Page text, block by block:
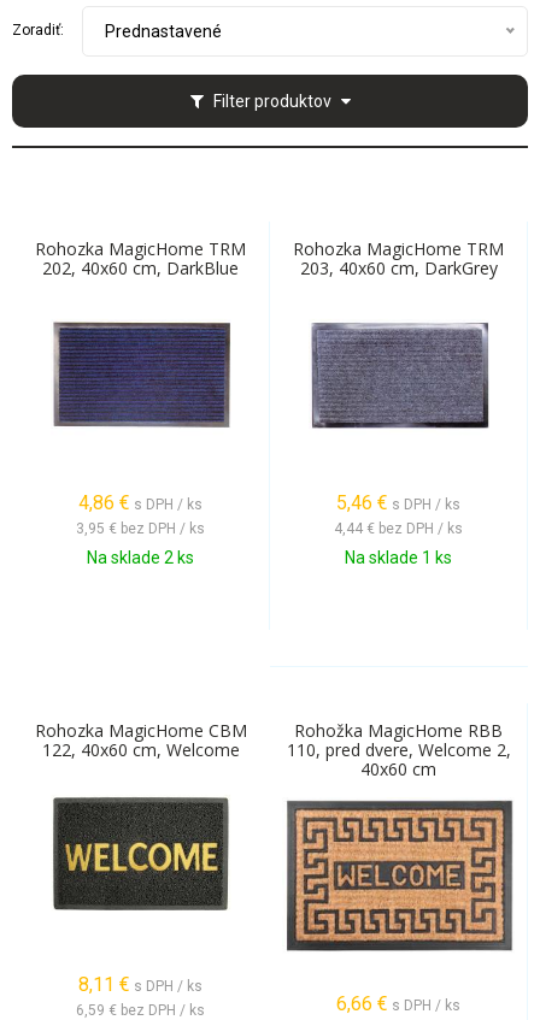
Filter produktov
Zoradiť: Prednastavené
Rohozka MagicHome TRM
202, 40x60 cm, DarkBlue
4,86 € s DPH / ks
3,95 € bez DPH / ks
Na sklade 2 ks
Rohozka MagicHome TRM
203, 40x60 cm, DarkGrey
5,46 € s DPH / ks
4,44 € bez DPH / ks
Na sklade 1 ks
Rohozka MagicHome CBM
122, 40x60 cm, Welcome
8,11 € s DPH / ks
6,59 € bez DPH / ks
Rohožka MagicHome RBB
110, pred dvere, Welcome 2,
40x60 cm
6,66 € s DPH / ks